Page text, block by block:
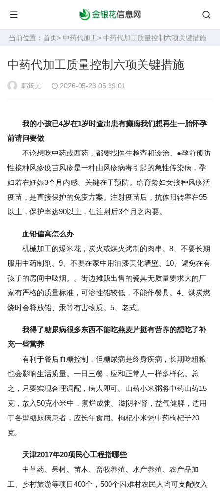
当前位置： 首页> 中药代加工> 中药代加工质量控制六项关键措施
中药代加工质量控制六项关键措施
韩筠元 2026-05-23 05:39:01
我的小孩已4岁在1岁时查出患有癫痫我们想再生一胎怀孕
前请问要做
不论想吃中药或西药，都要找医生检查和诊治。●孕前预防
性接种风疹疫苗风疹是一种由风疹病毒引起的急性传染病，孕
妇若在妊娠3个月内感。关键在于预防。给育龄妇女接种风疹活
疫苗，是直接保护的免疫方案。注射疫苗后，抗体阳转率在95
以上，保护率达90以上，但注射后3个月之内要。
血铅偏高怎么办
机械加工的爆米花，炭火或煤火烤制的肉串。8、不要长期
服用中药制剂。9、不要在家中用油漆美化墙壁。10、避免在有
孩子的房间中吸烟。。街边摊贩出售的瓷具无质量要求大的厂
家有严格的质量标准，可溶性铅较低，不能作餐具。4、煤炭燃
烧时会释放铅、汞等有害物质。5、老式。
我得了糖尿病很多东西不能吃燕麦片挺有营养的想吃了补
充一些营养
有利于餐后血糖控制，但糖尿病是终身疾病，长期吃粗粮
也会影响生活质量。一日三餐，应和正常人一样多样化。总
之，只要实现合理调配，病人即可。山药小米粥将中药山药15
克，放入50克小米中，煮烂成粥。滋阴补肾，益气健脾，适用
于各型糖尿病患者，应长年食用。枸杞小米粥中药枸杞子20
克。
天津2017年20项民心工程指哪些
中草药、果树、苗木、畜牧养殖、水产养殖、农产品加
工、乡村旅游等项目400个，500个困难村农民人均可支配收入